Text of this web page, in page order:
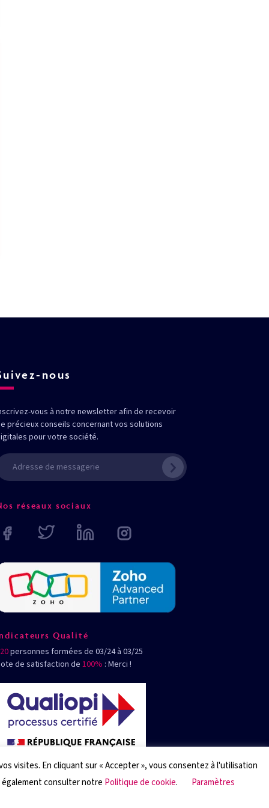
nous
vous à notre newsletter afin de recevoir
précieux conseils concernant vos solutions
pour votre société.
réseaux sociaux
Qualité
personnes formées de 03/24 à 03/25
de satisfaction de100% : Merci !
visites. En cliquant sur « Accepter », vous consentez à l'utilisation
également consulter notre Politique de cookie. Paramètres